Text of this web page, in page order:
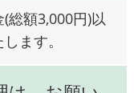
総額3,000円)以
ます。